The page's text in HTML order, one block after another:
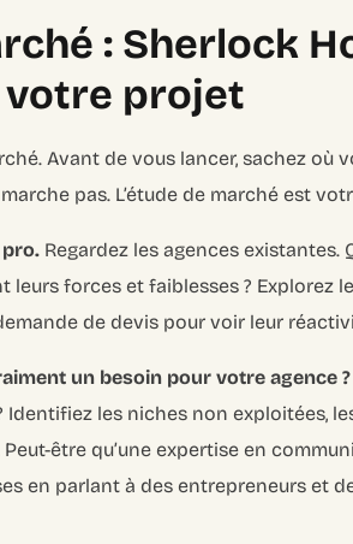
: Sherlock
votre projet
Avant de vous lancer, sachez où
pas. L’étude de marché est
pro. Regardez les agences existantes.
leurs forces et faiblesses ? Explorez
de devis pour voir leur
un besoin pour votre agence ?
Identifiez les niches non exploitées,
être qu’une expertise en
en parlant à des entrepreneurs et